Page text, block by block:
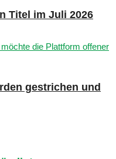
Titel im Juli 2026
gestrichen und